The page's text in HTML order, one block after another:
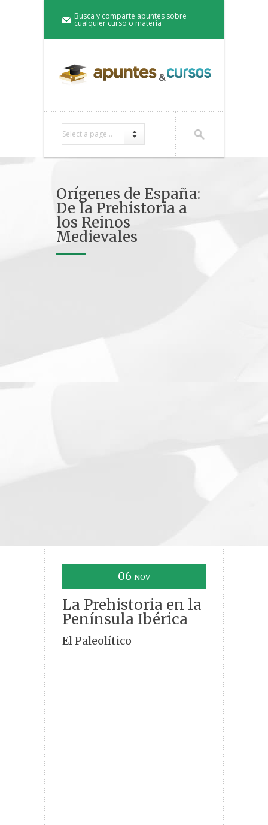
Busca y comparte apuntes sobre
cualquier curso o materia
Select a page...
Orígenes de España:
De la Prehistoria a
los Reinos
Medievales
06 NOV
La Prehistoria en la
Península Ibérica
El Paleolítico